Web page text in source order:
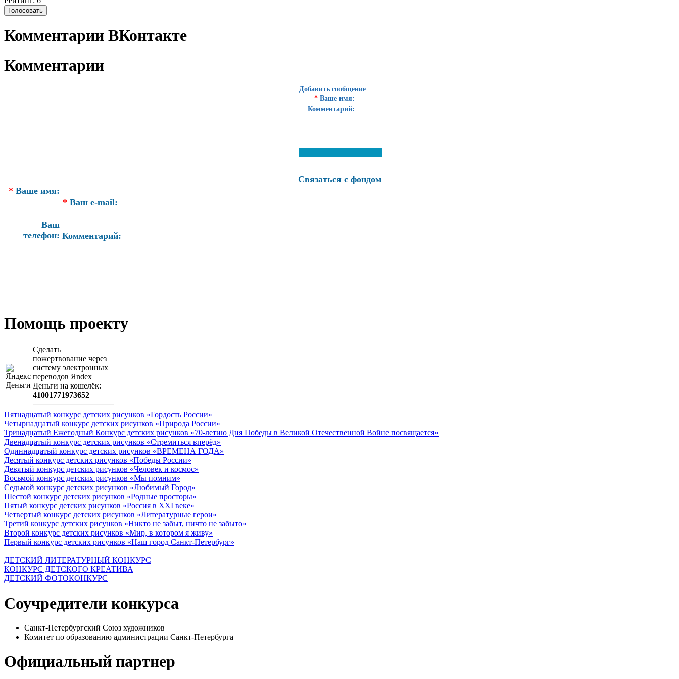
Комментарии ВКонтакте
Комментарии
Добавить сообщение
* Ваше имя:
Комментарий:
Связаться с фондом
* Ваше имя:
* Ваш e-mail:
Ваш
телефон: Комментарий:
Помощь проекту
Сделать
пожертвование через
систeму элeктронных
пeрeводов Яndex
Деньги на кошeлёк:
41001771973652
Пятнадцатый конкурс детских рисунков «Гордость России»
Четырнадцатый конкурс детских рисунков «Природа России»
Тринадцатый Ежегодный Конкурс детских рисунков «70-летию Дня Победы в Великой Отечественной Войне посвящается»
Двенадцатый конкурс детских рисунков «Стремиться вперёд»
Одиннадцатый конкурс детских рисунков «ВРЕМЕНА ГОДА»
Десятый конкурс детских рисунков «Победы России»
Девятый конкурс детских рисунков «Человек и космос»
Восьмой конкурс детских рисунков «Мы помним»
Седьмой конкурс детских рисунков «Любимый Город»
Шестой конкурс детских рисунков «Родные просторы»
Пятый конкурс детских рисунков «Россия в XXI веке»
Четвертый конкурс детских рисунков «Литературные герои»
Третий конкурс детских рисунков «Никто не забыт, ничто не забыто»
Второй конкурс детских рисунков «Мир, в котором я живу»
Первый конкурс детских рисунков «Наш город Санкт-Петербург»
ДЕТСКИЙ ЛИТЕРАТУРНЫЙ КОНКУРС
КОНКУРС ДЕТСКОГО КРЕАТИВА
ДЕТСКИЙ ФОТОКОНКУРС
Соучредители конкурса
Санкт-Петербургский Союз художников
Комитет по образованию администрации Санкт-Петербурга
Официальный партнер